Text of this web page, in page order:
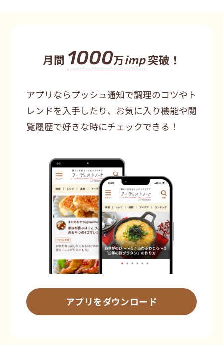
月間 1000万imp突破！
アプリならプッシュ通知で調理のコツやト
レンドを入手したり、お気に入り機能や閲
覧履歴で好きな時にチェックできる！
アプリをダウンロード